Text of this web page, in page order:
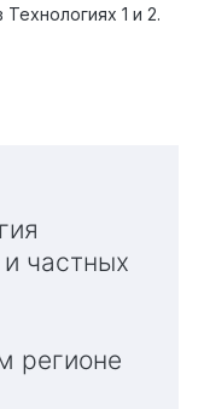
1 и 2.
частных
регионе